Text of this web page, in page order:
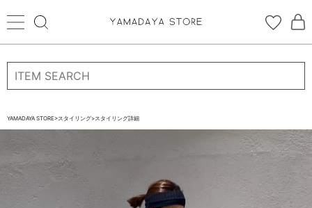
ログイン 新規会員登録
お気に入り
CATEGORYから探す
STORE BRAND・LABELから探す
YAMADAYA STORE>スタイリング>スタイリング詳細